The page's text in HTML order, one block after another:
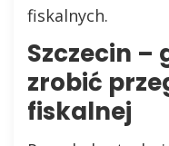
fiskalnych.
Szczecin –
zrobić
fiskalnej